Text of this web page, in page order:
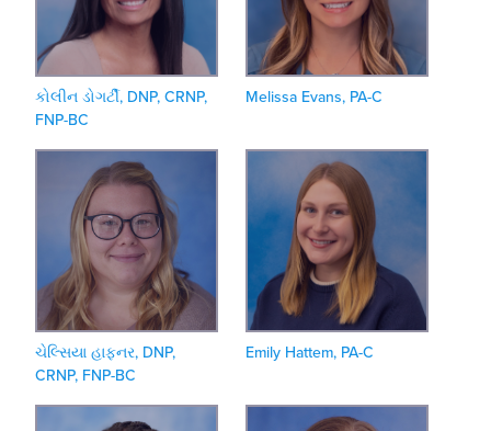
કોલીન ડોગર્ટી, DNP, CRNP,
FNP-BC
Melissa Evans, PA-C
ચેલ્સિયા હાફનર, DNP,
CRNP, FNP-BC
Emily Hattem, PA-C